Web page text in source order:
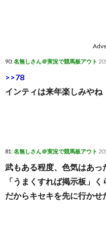
90: 名無しさん＠実況で競馬板アウト
>>78
インティは来年楽しみやね
81: 名無しさん＠実況で競馬板アウト
武もある程度、色気はあっ
「うまくすれば掲示板」く
だからキセキを先に行かせ